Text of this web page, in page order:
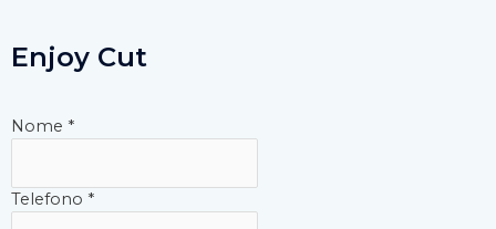
Enjoy Cut
Nome *
Telefono *